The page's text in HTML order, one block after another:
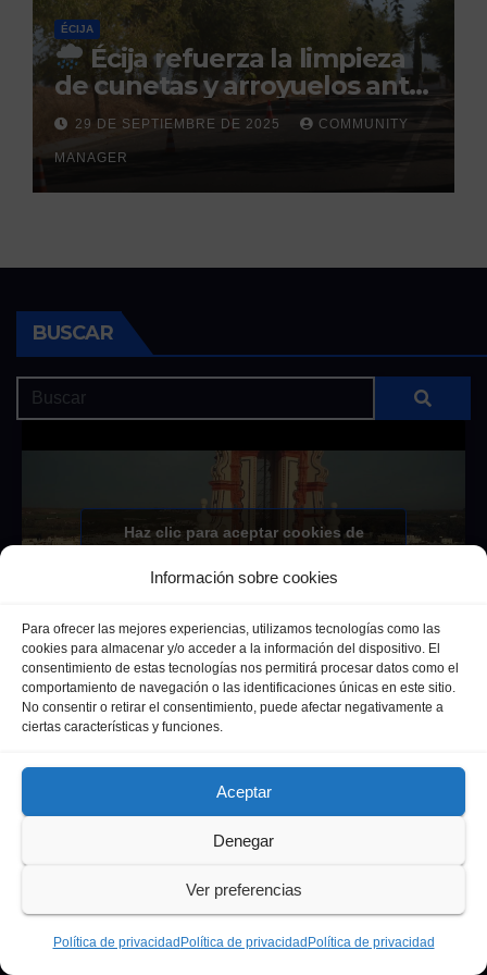
Información sobre cookies
Para ofrecer las mejores experiencias, utilizamos tecnologías como las
cookies para almacenar y/o acceder a la información del dispositivo. El
consentimiento de estas tecnologías nos permitirá procesar datos como el
comportamiento de navegación o las identificaciones únicas en este sitio.
No consentir o retirar el consentimiento, puede afectar negativamente a
ciertas características y funciones.
Aceptar
Denegar
Ver preferencias
Política de privacidad Política de privacidad Política de privacidad
ÉCIJA
Écija refuerza la limpieza
de cunetas y arroyuelos ante
la llegada de las lluvias
otoñales
29 DE SEPTIEMBRE DE 2025 COMMUNITY
MANAGER
BUSCAR
Haz clic para aceptar cookies de
La Amazona Herida de Écija.
ETIQUETAS